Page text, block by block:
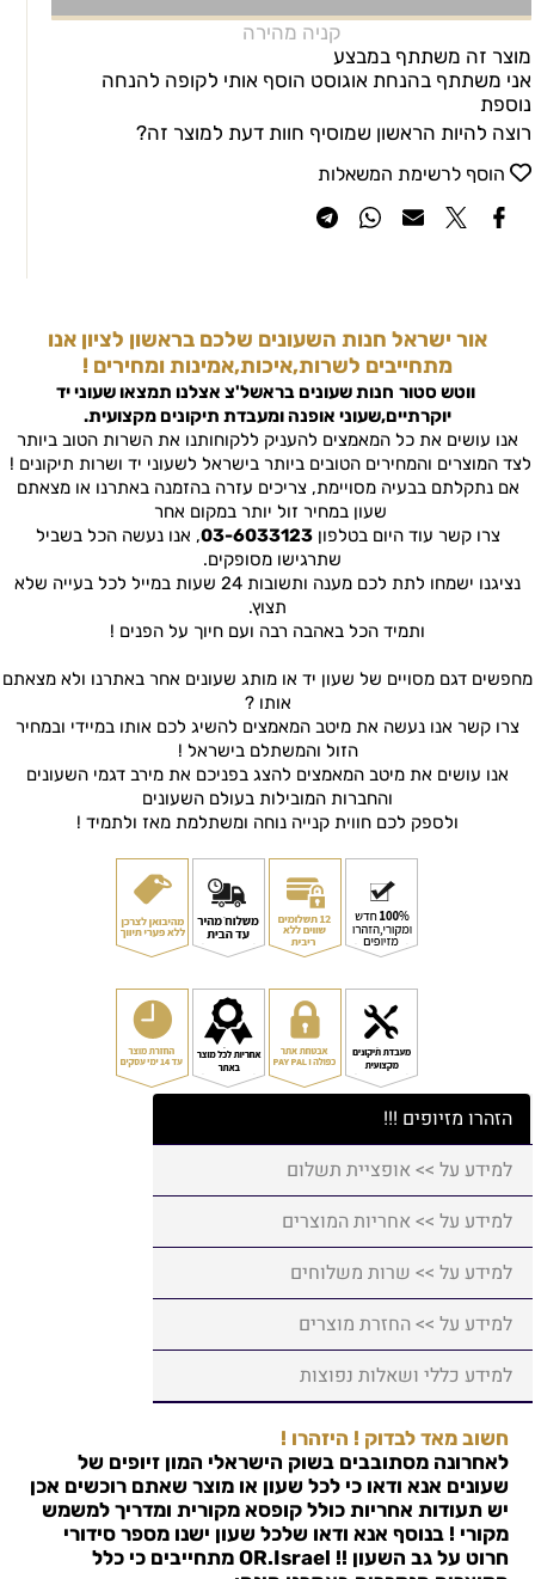
קניה מהירה
מוצר זה משתתף במבצע
אני משתתף בהנחת אוגוסט הוסף אותי לקופה להנחה
נוספת
רוצה להיות הראשון שמוסיף חוות דעת למוצר זה?
הוסף לרשימת המשאלות
אור ישראל חנות השעונים שלכם בראשון לציון אנו
מתחייבים לשרות,איכות,אמינות ומחירים !
ווטש סטור חנות שעונים בראשל'צ אצלנו תמצאו שעוני יד
יוקרתיים,שעוני אופנה ומעבדת תיקונים מקצועית.
אנו עושים את כל המאמצים להעניק ללקוחותנו את השרות הטוב ביותר
לצד המוצרים והמחירים הטובים ביותר בישראל לשעוני יד ושרות תיקונים !
אם נתקלתם בבעיה מסויימת, צריכים עזרה בהזמנה באתרנו או מצאתם
שעון במחיר זול יותר במקום אחר
צרו קשר עוד היום בטלפון03-6033123, אנו נעשה הכל בשביל
שתרגישו מסופקים.
נציגנו ישמחו לתת לכם מענה ותשובות 24 שעות במייל לכל בעייה שלא
תצוץ.
ותמיד הכל באהבה רבה ועם חיוך על הפנים !
מחפשים דגם מסויים של שעון יד או מותג שעונים אחר באתרנו ולא מצאתם
אותו ?
צרו קשר אנו נעשה את מיטב המאמצים להשיג לכם אותו במיידי ובמחיר
הזול והמשתלם בישראל !
אנו עושים את מיטב המאמצים להצג בפניכם את מירב דגמי השעונים
והחברות המובילות בעולם השעונים
ולספק לכם חווית קנייה נוחה ומשתלמת מאז ולתמיד !
הזהרו מזיופים !!!
למידע על >> אופציית תשלום
למידע על >> אחריות המוצרים
למידע על >> שרות משלוחים
למידע על >> החזרת מוצרים
למידע כללי ושאלות נפוצות
חשוב מאד לבדוק ! היזהרו !
לאחרונה מסתובבים בשוק הישראלי המון זיופים של
שעונים אנא ודאו כי לכל שעון או מוצר שאתם רוכשים אכן
יש תעודות אחריות כולל קופסא מקורית ומדריך למשמש
מקורי ! בנוסף אנא ודאו שלכל שעון ישנו מספר סידורי
חרוט על גב השעון !! OR.Israel מתחייבים כי כלל